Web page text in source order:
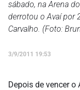
sábado, na Arena
derrotou o Avaí por
Carvalho. (Foto:
3/9/2011 19:53
Depois de vencer